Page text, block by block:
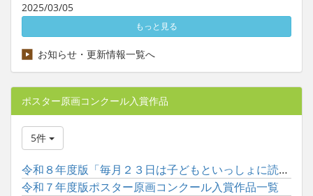
2025/03/05
もっと見る
お知らせ・更新情報一覧へ
ポスター原画コンクール入賞作品
5件
令和８年度版「毎月２３日は子どもといっしょに読書の日」ポスタ...
令和７年度版ポスター原画コンクール入賞作品一覧